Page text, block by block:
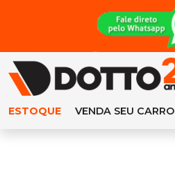
ESTOQUE VENDA SEU CARRO